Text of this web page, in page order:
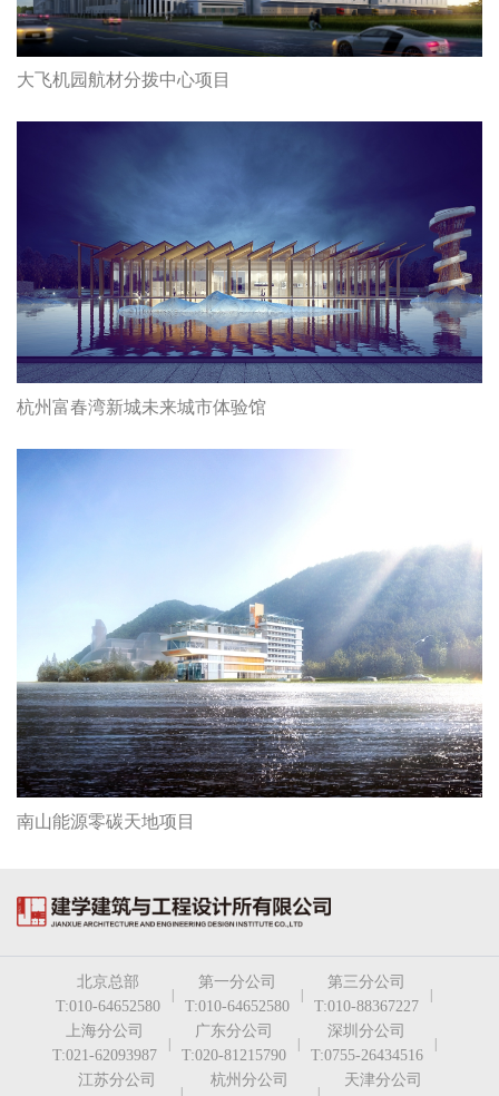
大飞机园航材分拨中心项目
杭州富春湾新城未来城市体验馆
南山能源零碳天地项目
北京总部
T:010-64652580
|
第一分公司
T:010-64652580
|
第三分公司
T:010-88367227
|
上海分公司
T:021-62093987
|
广东分公司
T:020-81215790
|
深圳分公司
T:0755-26434516
|
江苏分公司
|
杭州分公司
|
天津分公司